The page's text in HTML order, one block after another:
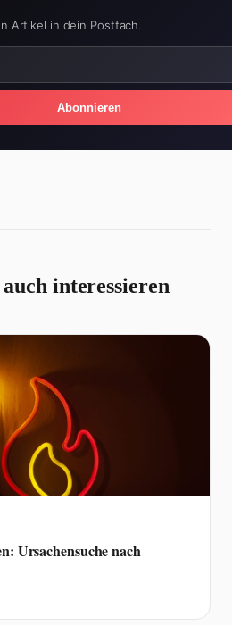
Artikel in dein Postfach.
Abonnieren
interessieren
Ursachensuche nach